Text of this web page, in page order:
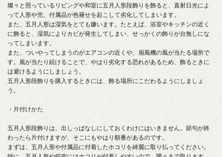
燦々と照っているリビングや和室に五月人形段飾りを飾ると、直射日光によ
って人形や兜、付属品が色褪せを起こして劣化してしまいます。
また、五月人形は湿気をとても嫌います。たとえば、浴室やキッチンの近く
に飾ると、湿気によりカビが発生してしまい、せっかくの飾りが台無しにな
ってしまいます。
また、ついやってしまうのがエアコンの近くや、扇風機の風が当たる場所で
す。風が当たり続けることで、やはり劣化する恐れがあるため、飾るときに
は避けるようにしましょう。
五月人形段飾りを購入するときには、飾る場所にこだわるようにしましょ
う。
・片付けかた
五月人形段飾りは、出しっぱなしにしておくわけにはいきません。節句が終
わったら片付けますが、そこにもやはり順番があるのです。
まずは、五月人形や付属品に付着したホコリを綺麗に取り払ってください。